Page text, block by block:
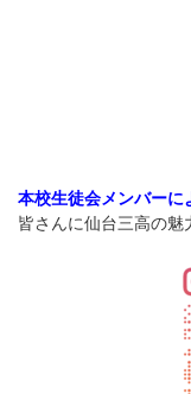
本校生徒会メンバー
皆さんに仙台三高の魅